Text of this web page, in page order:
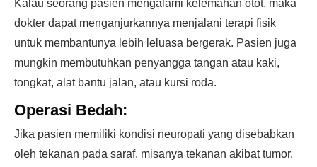
Kalau seorang pasien mengalami kelemahan otot, maka
dokter dapat menganjurkannya menjalani terapi fisik
untuk membantunya lebih leluasa bergerak. Pasien juga
mungkin membutuhkan penyangga tangan atau kaki,
tongkat, alat bantu jalan, atau kursi roda.
Operasi Bedah:
Jika pasien memiliki kondisi neuropati yang disebabkan
oleh tekanan pada saraf, misanya tekanan akibat tumor,